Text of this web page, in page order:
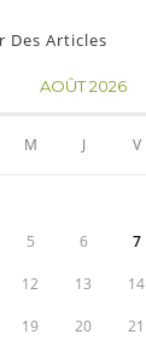
Des Articles
AOÛT 2026
M J V
5 6 7
12 13 14
19 20 21